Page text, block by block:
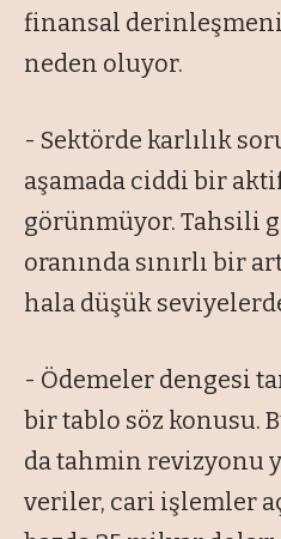
finansal
neden oluyor.
- Sektörde karlılık
aşamada ciddi bir
görünmüyor. Tahsili
oranında sınırlı bir
hala düşük
- Ödemeler dengesi
bir tablo söz konusu.
da tahmin revizyonu
veriler, cari işlemler